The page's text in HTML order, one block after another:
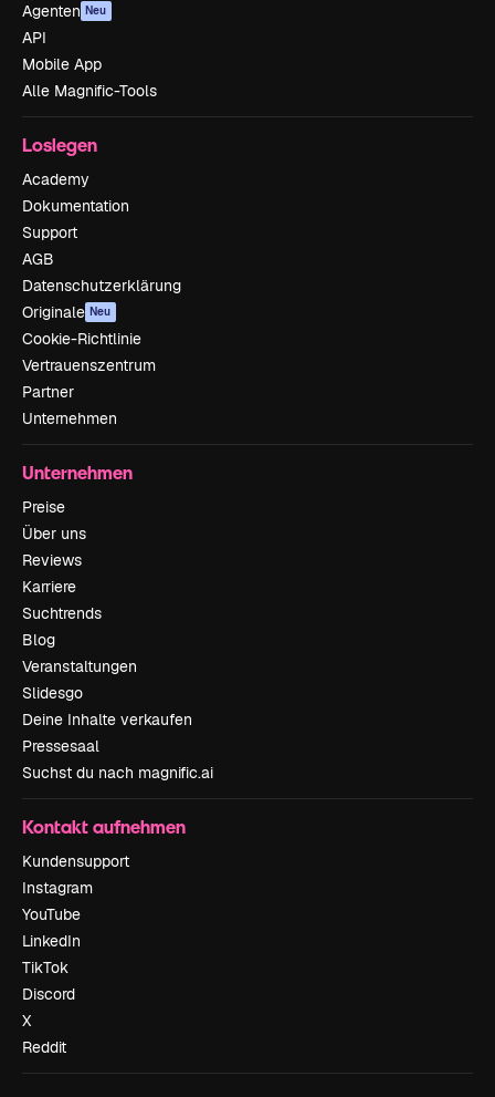
Agenten Neu
API
Mobile App
Alle Magnific-Tools
Loslegen
Academy
Dokumentation
Support
AGB
Datenschutzerklärung
Originale Neu
Cookie-Richtlinie
Vertrauenszentrum
Partner
Unternehmen
Unternehmen
Preise
Über uns
Reviews
Karriere
Suchtrends
Blog
Veranstaltungen
Slidesgo
Deine Inhalte verkaufen
Pressesaal
Suchst du nach magnific.ai
Kontakt aufnehmen
Kundensupport
Instagram
YouTube
LinkedIn
TikTok
Discord
X
Reddit